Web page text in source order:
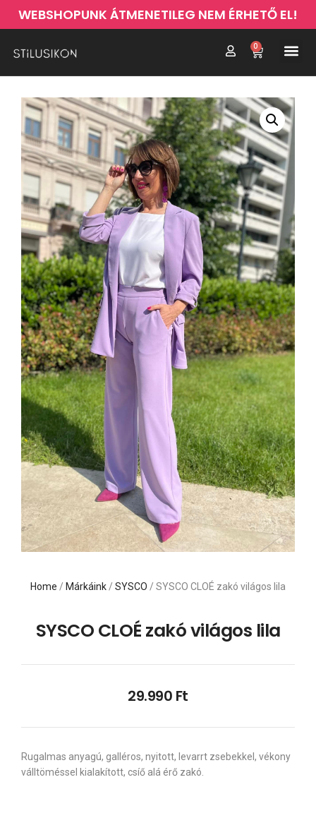
WEBSHOPUNK ÁTMENETILEG NEM ÉRHETŐ EL!
0
Home / Márkáink / SYSCO / SYSCO CLOÉ zakó világos lila
SYSCO CLOÉ zakó világos lila
29.990 Ft
Rugalmas anyagú, galléros, nyitott, levarrt zsebekkel, vékony
válltöméssel kialakított, csíő alá érő zakó.